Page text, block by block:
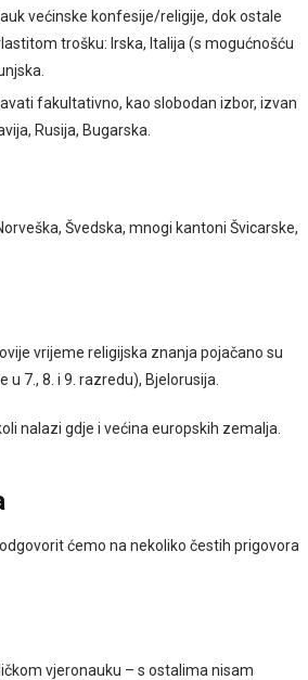
većinske konfesije/religije, dok ostale
trošku: Irska, Italija (s mogućnošću
fakultativno, kao slobodan izbor, izvan
Rusija, Bugarska.
Švedska, mnogi kantoni Švicarske,
vrijeme religijska znanja pojačano su
7., 8. i 9. razredu), Bjelorusija.
nalazi gdje i većina europskih zemalja.
ćemo na nekoliko čestih prigovora
vjeronauku – s ostalima nisam